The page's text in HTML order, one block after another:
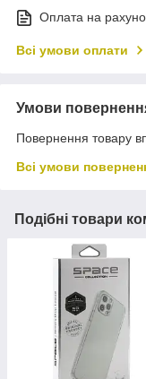
Оплата на
Всі умови оплати
Умови
Повернення товару
Всі умови
Подібні товари